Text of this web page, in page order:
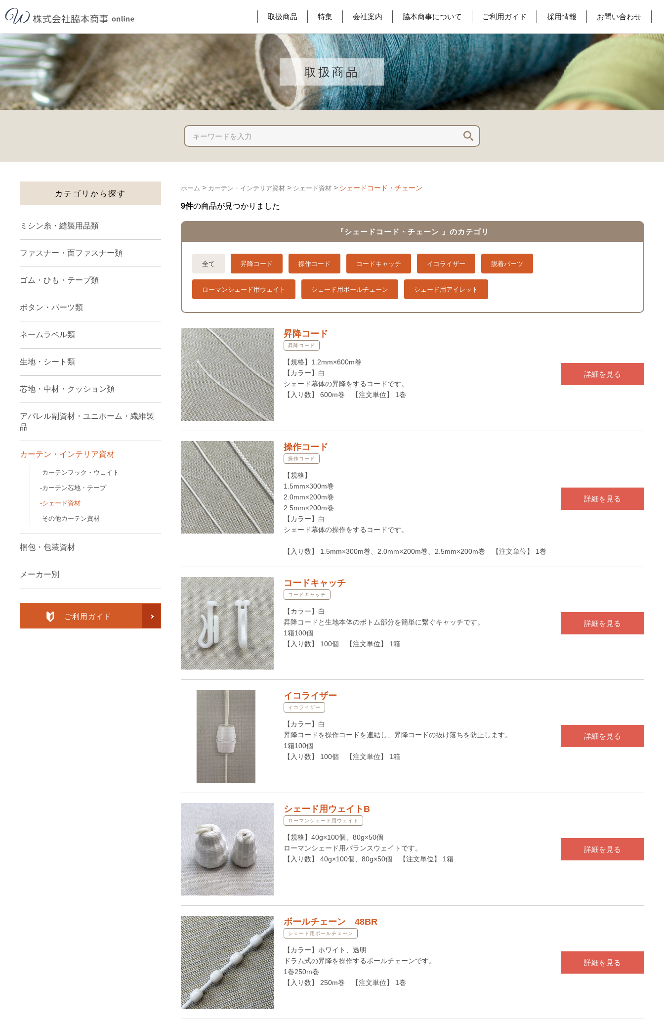
取扱商品 特集 会社案内 脇本商事について ご利用ガイド 採用情報 お問い合わせ
取扱商品
カテゴリから探す
ミシン糸・縫製用品類
ファスナー・面ファスナー類
ゴム・ひも・テープ類
ボタン・パーツ類
ネームラベル類
生地・シート類
芯地・中材・クッション類
アパレル副資材・ユニホーム・繊維製
品
カーテン・インテリア資材
カーテンフック・ウェイト
カーテン芯地・テープ
シェード資材
その他カーテン資材
梱包・包装資材
メーカー別
ご利用ガイド
ホーム > カーテン・インテリア資材 > シェード資材 > シェードコード・チェーン
9件の商品が見つかりました
『シェードコード・チェーン 』のカテゴリ
全て 昇降コード 操作コード コードキャッチ イコライザー 脱着パーツ
ローマンシェード用ウェイト シェード用ボールチェーン シェード用アイレット
昇降コード
昇降コード
【規格】1.2mm×600m巻
【カラー】白
シェード幕体の昇降をするコードです。
【入り数】 600m巻 【注文単位】 1巻
詳細を見る
操作コード
操作コード
【規格】
1.5mm×300m巻
2.0mm×200m巻
2.5mm×200m巻
【カラー】白
シェード幕体の操作をするコードです。
【入り数】 1.5mm×300m巻、2.0mm×200m巻、2.5mm×200m巻 【注文単位】 1巻
詳細を見る
コードキャッチ
コードキャッチ
【カラー】白
昇降コードと生地本体のボトム部分を簡単に繋ぐキャッチです。
1箱100個
【入り数】 100個 【注文単位】 1箱
詳細を見る
イコライザー
イコライザー
【カラー】白
昇降コードを操作コードを連結し、昇降コードの抜け落ちを防止します。
1箱100個
【入り数】 100個 【注文単位】 1箱
詳細を見る
シェード用ウェイトB
ローマンシェード用ウェイト
【規格】40g×100個、80g×50個
ローマンシェード用バランスウェイトです。
【入り数】 40g×100個、80g×50個 【注文単位】 1箱
詳細を見る
ボールチェーン 48BR
シェード用ボールチェーン
【カラー】ホワイト、透明
ドラム式の昇降を操作するボールチェーンです。
1巻250m巻
【入り数】 250m巻 【注文単位】 1巻
詳細を見る